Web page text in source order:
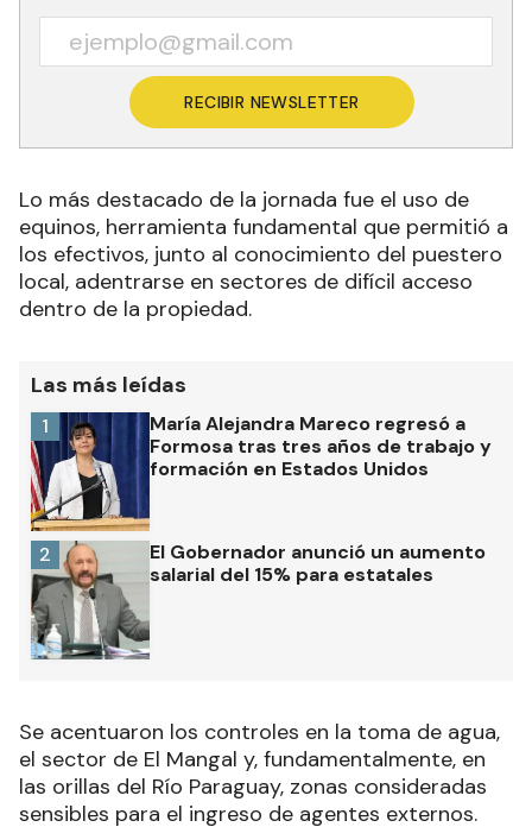
RECIBIR NEWSLETTER
Lo más destacado de la jornada fue el uso de
equinos, herramienta fundamental que permitió a
los efectivos, junto al conocimiento del puestero
local, adentrarse en sectores de difícil acceso
dentro de la propiedad.
Las más leídas
María Alejandra Mareco regresó a
Formosa tras tres años de trabajo y
formación en Estados Unidos
1
El Gobernador anunció un aumento
salarial del 15% para estatales
2
Se acentuaron los controles en la toma de agua,
el sector de El Mangal y, fundamentalmente, en
las orillas del Río Paraguay, zonas consideradas
sensibles para el ingreso de agentes externos.